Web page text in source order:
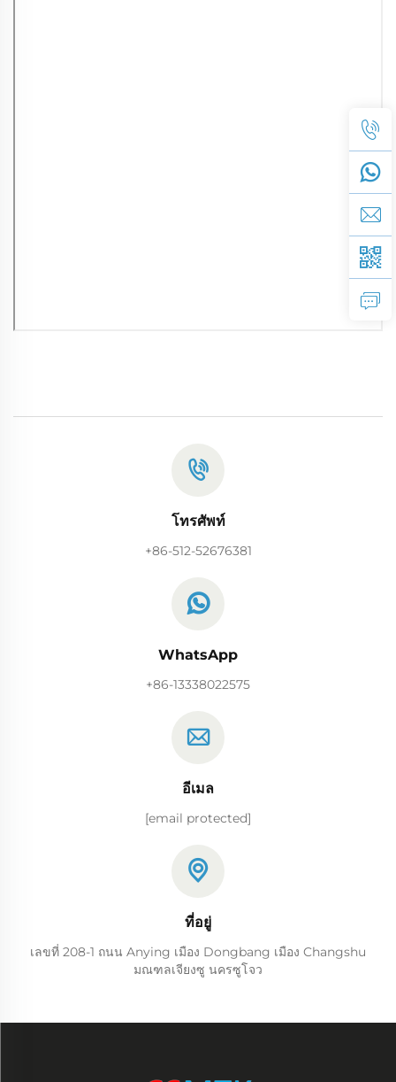
โทรศัพท์
+86-512-52676381
WhatsApp
+86-13338022575
อีเมล
[email protected]
ที่อยู่
เลขที่ 208-1 ถนน Anying เมือง Dongbang เมือง Changshu
มณฑลเจียงซู นครซูโจว